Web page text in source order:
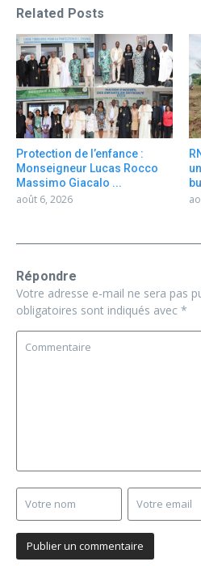
Related Posts
Protection de l’enfance :
Monseigneur Lucas Rocco
Massimo Giacalo ...
août 6, 2026
Répondre
Votre adresse e-mail ne sera pas
obligatoires sont indiqués avec *